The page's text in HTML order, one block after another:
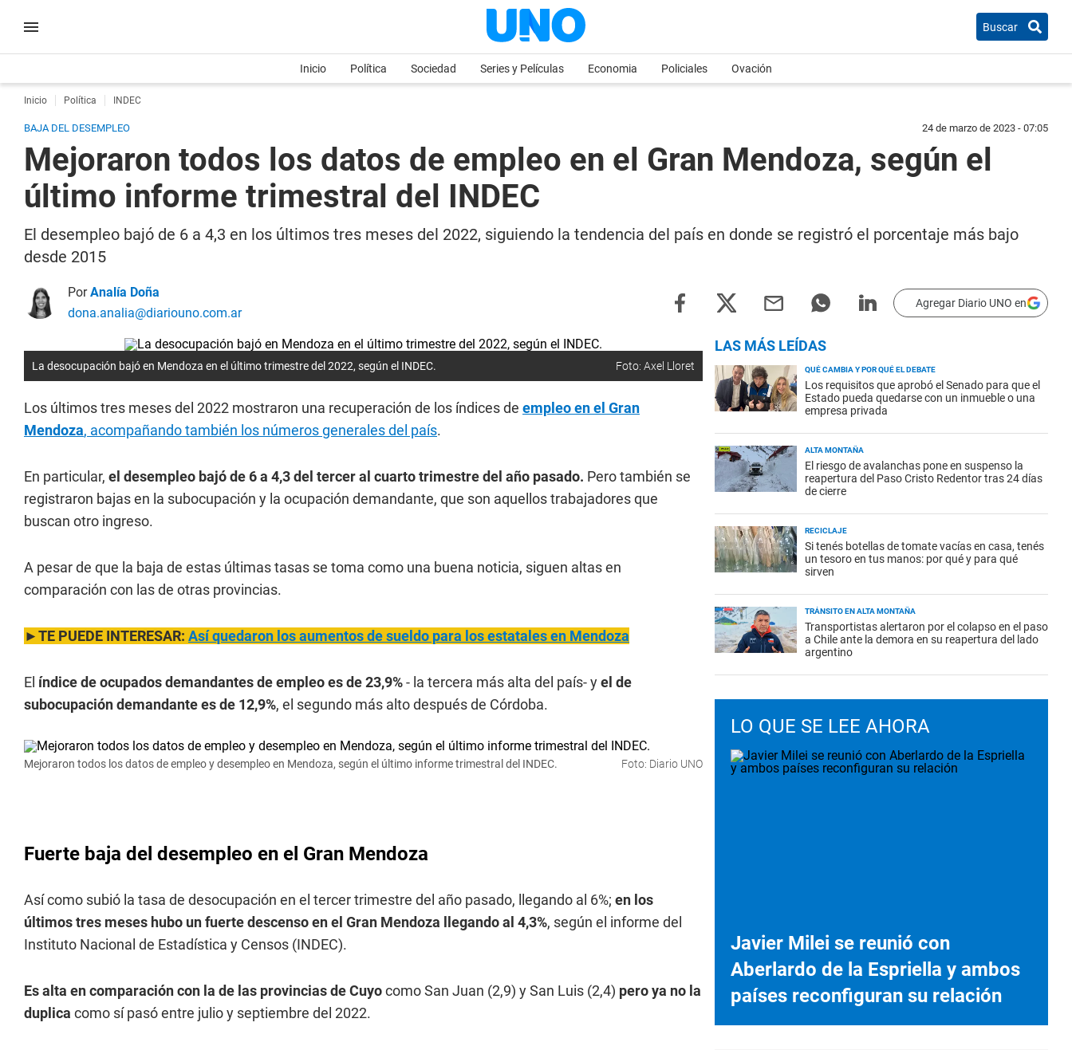
Buscar
Inicio Política Sociedad Series y Películas Economia Policiales Ovación
Inicio Política INDEC
BAJA DEL DESEMPLEO 24 de marzo de 2023 - 07:05
Mejoraron todos los datos de empleo en el Gran Mendoza, según el
último informe trimestral del INDEC
El desempleo bajó de 6 a 4,3 en los últimos tres meses del 2022, siguiendo la tendencia del país en donde se registró el porcentaje más bajo
desde 2015
PorAnalía Doña
dona.analia@diariouno.com.ar
Agregar Diario UNO en
La desocupación bajó en Mendoza en el último trimestre del 2022, según el INDEC. Foto: Axel Lloret
Los últimos tres meses del 2022 mostraron una recuperación de los índices de empleo en el Gran
Mendoza, acompañando también los números generales del país.
En particular, el desempleo bajó de 6 a 4,3 del tercer al cuarto trimestre del año pasado. Pero también se
registraron bajas en la subocupación y la ocupación demandante, que son aquellos trabajadores que
buscan otro ingreso.
A pesar de que la baja de estas últimas tasas se toma como una buena noticia, siguen altas en
comparación con las de otras provincias.
►TE PUEDE INTERESAR: Así quedaron los aumentos de sueldo para los estatales en Mendoza
El índice de ocupados demandantes de empleo es de 23,9%- la tercera más alta del país- yel de
subocupación demandante es de 12,9%, el segundo más alto después de Córdoba.
Mejoraron todos los datos de empleo y desempleo en Mendoza, según el último informe trimestral del INDEC. Foto: Diario UNO
Fuerte baja del desempleo en el Gran Mendoza
Así como subió la tasa de desocupación en el tercer trimestre del año pasado, llegando al 6%; en los
últimos tres meses hubo un fuerte descenso en el Gran Mendoza llegando al 4,3%, según el informe del
Instituto Nacional de Estadística y Censos (INDEC).
Es alta en comparación con la de las provincias de Cuyocomo San Juan (2,9) y San Luis (2,4) pero ya no la
duplica como sí pasó entre julio y septiembre del 2022.
LAS MÁS LEÍDAS
QUÉ CAMBIA Y POR QUÉ EL DEBATE
Los requisitos que aprobó el Senado para que el
Estado pueda quedarse con un inmueble o una
empresa privada
ALTA MONTAÑA
El riesgo de avalanchas pone en suspenso la
reapertura del Paso Cristo Redentor tras 24 días
de cierre
RECICLAJE
Si tenés botellas de tomate vacías en casa, tenés
un tesoro en tus manos: por qué y para qué
sirven
TRÁNSITO EN ALTA MONTAÑA
Transportistas alertaron por el colapso en el paso
a Chile ante la demora en su reapertura del lado
argentino
LO QUE SE LEE AHORA
Javier Milei se reunió con
Aberlardo de la Espriella y ambos
países reconfiguran su relación